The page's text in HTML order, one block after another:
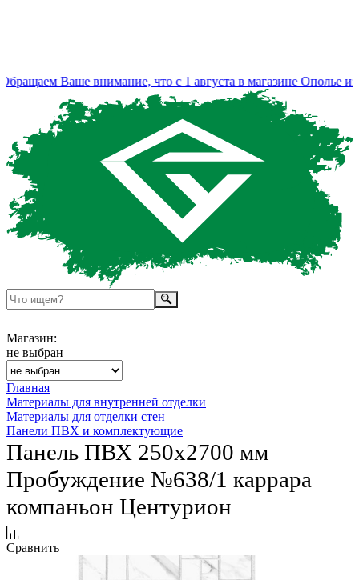
Ваше внимание, что с 1 августа в магазине Ополье
Магазин:
не выбран
Главная
Материалы для внутренней отделки
Материалы для отделки стен
Панели ПВХ и комплектующие
Панель ПВХ 250х2700 мм
Пробуждение №638/1 каррара
компаньон Центурион
Сравнить